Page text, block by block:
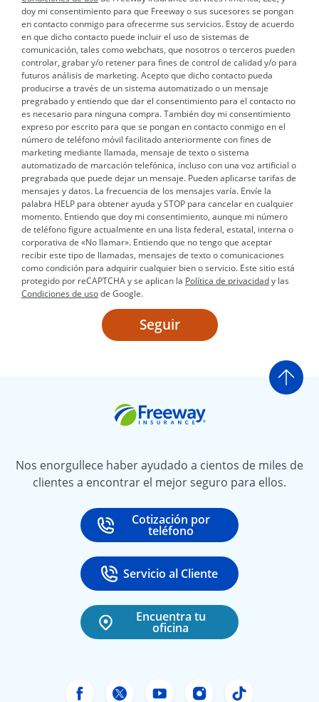
doy mi consentimiento para que Freeway o sus sucesores se pongan
en contacto conmigo para ofrecerme sus servicios. Estoy de acuerdo
en que dicho contacto puede incluir el uso de sistemas de
comunicación, tales como webchats, que nosotros o terceros pueden
controlar, grabar y/o retener para fines de control de calidad y/o para
futuros análisis de marketing. Acepto que dicho contacto pueda
producirse a través de un sistema automatizado o un mensaje
pregrabado y entiendo que dar el consentimiento para el contacto no
es necesario para ninguna compra. También doy mi consentimiento
expreso por escrito para que se pongan en contacto conmigo en el
número de teléfono móvil facilitado anteriormente con fines de
marketing mediante llamada, mensaje de texto o sistema
automatizado de marcación telefónica, incluso con una voz artificial o
pregrabada que puede dejar un mensaje. Pueden aplicarse tarifas de
mensajes y datos. La frecuencia de los mensajes varía. Envíe la
palabra HELP para obtener ayuda y STOP para cancelar en cualquier
momento. Entiendo que doy mi consentimiento, aunque mi número
de teléfono figure actualmente en una lista federal, estatal, interna o
corporativa de «No llamar». Entiendo que no tengo que aceptar
recibir este tipo de llamadas, mensajes de texto o comunicaciones
como condición para adquirir cualquier bien o servicio. Este sitio está
protegido por reCAPTCHA y se aplican la Política de privacidady las
Condiciones de usode Google.
Seguir
Ir
Nos enorgullece haber ayudado a cientos de miles de
clientes a encontrar el mejor seguro para ellos.
Call
Cotización por
teléfono
at
Call
Servicio al Cliente
at 888-531-6720
Encuentra tu
oficina